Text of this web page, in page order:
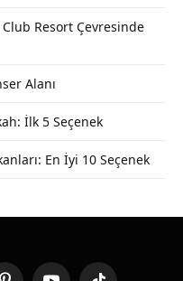
Resort Çevresinde
Alanı
İlk 5 Seçenek
En İyi 10 Seçenek